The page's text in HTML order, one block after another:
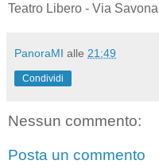
Teatro Libero - Via
PanoraMI alle 21:49
Condividi
Nessun commento:
Posta un commento